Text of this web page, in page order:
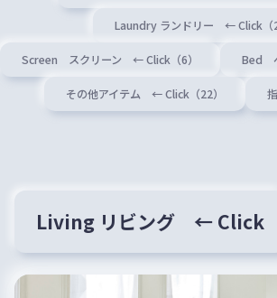
Laundry ランドリー ← Click（2
Screen スクリーン ← Click（6） Bed
その他アイテム ← Click（22）
Living リビング ← Click